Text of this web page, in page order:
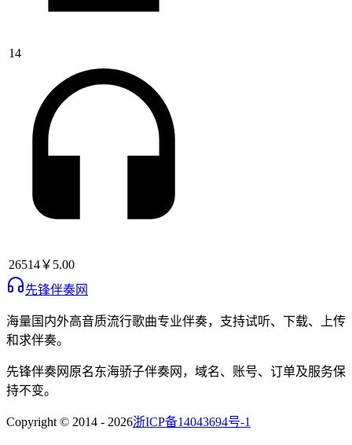
14
26514￥5.00
先锋伴奏网
海量国内外高音质流行歌曲专业伴奏，支持试听、下载、上传
和求伴奏。
先锋伴奏网 原名东海骄子伴奏网 ，域名、账号、订单及服务保
持不变。
Copyright © 2014 - 2026浙ICP备14043694号-1